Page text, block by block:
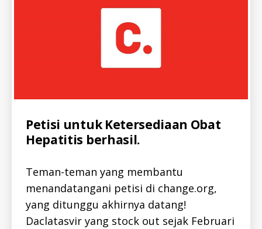
Categories
A
L
L
-
H
E
P
C
-
I
Petisi untuk Ketersediaan Obat
Hepatitis berhasil.
Teman-teman yang membantu
menandatangani petisi di change.org,
yang ditunggu akhirnya datang!
Daclatasvir yang stock out sejak Februari